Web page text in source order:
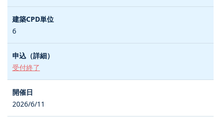
6
受付終了
2026/6/11